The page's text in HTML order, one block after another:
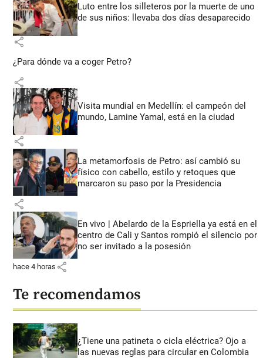
Luto entre los silleteros por la muerte de uno
de sus niños: llevaba dos días desaparecido
share
¿Para dónde va a coger Petro?
share
Visita mundial en Medellín: el campeón del
mundo, Lamine Yamal, está en la ciudad
share
La metamorfosis de Petro: así cambió su
físico con cabello, estilo y retoques que
marcaron su paso por la Presidencia
share
En vivo | Abelardo de la Espriella ya está en el
centro de Cali y Santos rompió el silencio por
no ser invitado a la posesión
hace 4 horas share
Te recomendamos
¿Tiene una patineta o cicla eléctrica? Ojo a
las nuevas reglas para circular en Colombia